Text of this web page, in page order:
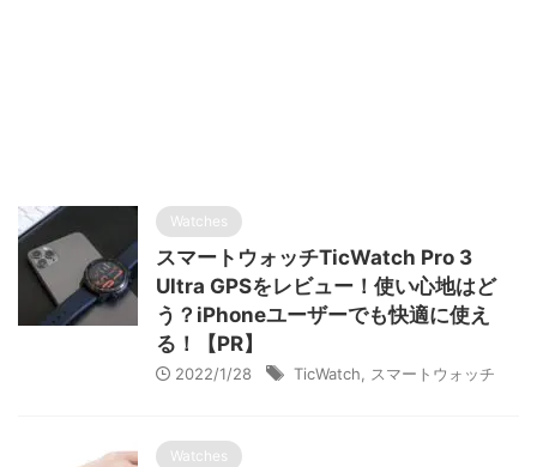
Watches
スマートウォッチTicWatch Pro 3
Ultra GPSをレビュー！使い心地はど
う？iPhoneユーザーでも快適に使え
る！【PR】
2022/1/28 TicWatch スマートウォッチ
Watches